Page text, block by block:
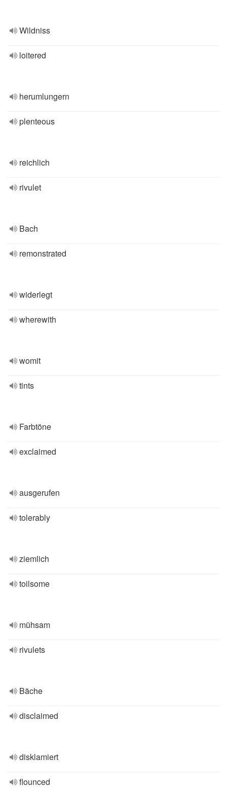
Wildniss
loitered
herumlungern
plenteous
reichlich
rivulet
Bach
remonstrated
widerlegt
wherewith
womit
tints
Farbtöne
exclaimed
ausgerufen
tolerably
ziemlich
toilsome
mühsam
rivulets
Bäche
disclaimed
disklamiert
flounced